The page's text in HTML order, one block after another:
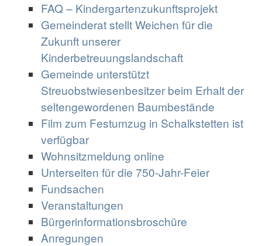
FAQ – Kindergartenzukunftsprojekt
Gemeinderat stellt Weichen für die
Zukunft unserer
Kinderbetreuungslandschaft
Gemeinde unterstützt
Streuobstwiesenbesitzer beim Erhalt der
seltengewordenen Baumbestände
Film zum Festumzug in Schalkstetten ist
verfügbar
Wohnsitzmeldung online
Unterseiten für die 750-Jahr-Feier
Fundsachen
Veranstaltungen
Bürgerinformationsbroschüre
Anregungen